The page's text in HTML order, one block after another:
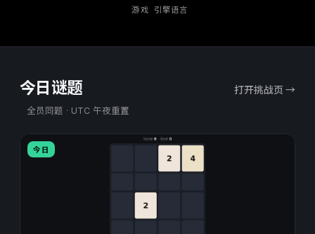
游戏 引擎语言
今日谜题
全员同题 · UTC 午夜重置
打开挑战页 →
今日